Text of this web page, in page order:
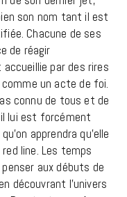
son nom tant il est
Chacune de ses
de réagir
par des rires
un acte de foi.
connu de tous et de
lui est forcément
apprendra qu’elle
line. Les temps
aux débuts de
découvrant l’univers